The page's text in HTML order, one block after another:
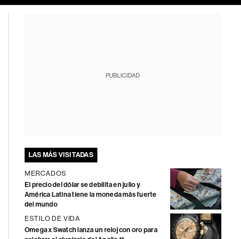
PUBLICIDAD
LAS MÁS VISITADAS
MERCADOS
El precio del dólar se debilita en julio y
América Latina tiene la moneda más fuerte
del mundo
ESTILO DE VIDA
Omega x Swatch lanza un reloj con oro para